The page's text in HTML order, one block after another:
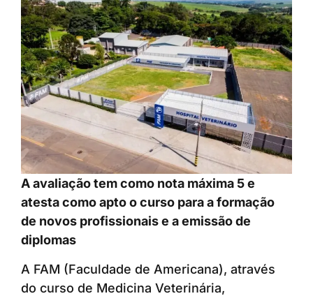
A avaliação tem como nota máxima 5 e
atesta como apto o curso para a formação
de novos profissionais e a emissão de
diplomas
A FAM (Faculdade de Americana), através
do curso de Medicina Veterinária,